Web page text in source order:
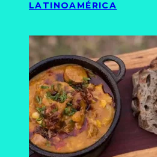
LATINOAMÉRICA